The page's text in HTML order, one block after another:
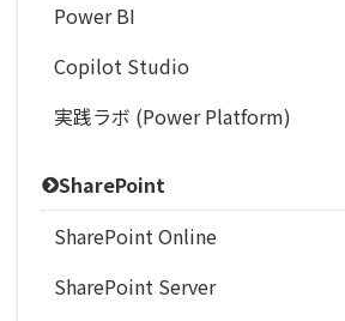
Power BI
Copilot Studio
実践ラボ (Power Platform)
SharePoint
SharePoint Online
SharePoint Server